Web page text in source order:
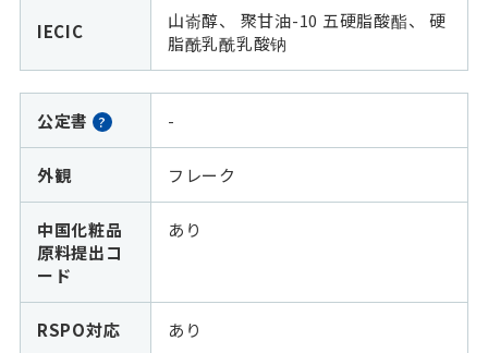
IECIC
山嵛醇、 聚甘油-10 五硬脂酸酯、 硬
脂酰乳酰乳酸钠
公定書 ? -
外観 フレーク
中国化粧品
原料提出コ
ード
あり
RSPO対応 あり